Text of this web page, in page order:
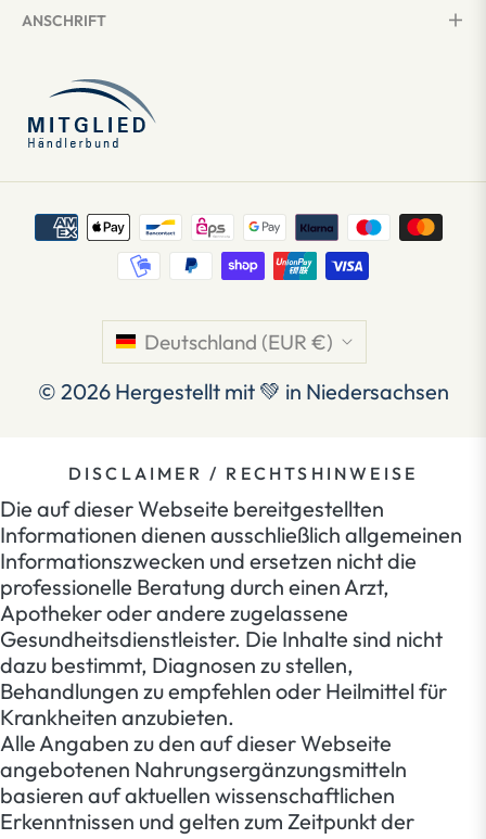
ANSCHRIFT
Deutschland (EUR €)
© 2026 Hergestellt mit 💚 in Niedersachsen
DISCLAIMER / RECHTSHINWEISE
Die auf dieser Webseite bereitgestellten
Informationen dienen ausschließlich allgemeinen
Informationszwecken und ersetzen nicht die
professionelle Beratung durch einen Arzt,
Apotheker oder andere zugelassene
Gesundheitsdienstleister. Die Inhalte sind nicht
dazu bestimmt, Diagnosen zu stellen,
Behandlungen zu empfehlen oder Heilmittel für
Krankheiten anzubieten.
Alle Angaben zu den auf dieser Webseite
angebotenen Nahrungsergänzungsmitteln
basieren auf aktuellen wissenschaftlichen
Erkenntnissen und gelten zum Zeitpunkt der